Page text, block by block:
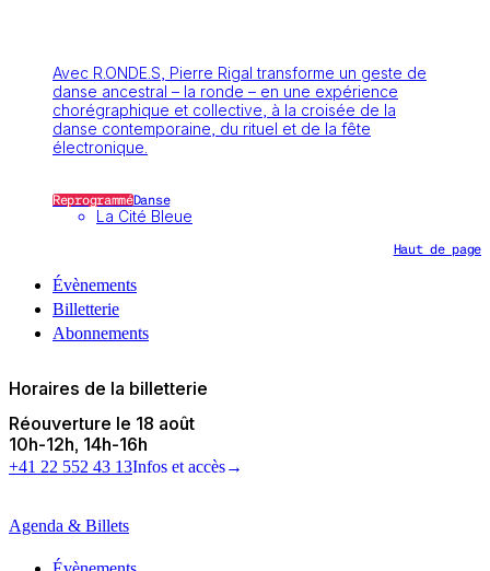
Avec R.ONDE.S, Pierre Rigal transforme un geste de
danse ancestral – la ronde – en une expérience
chorégraphique et collective, à la croisée de la
danse contemporaine, du rituel et de la fête
électronique.
ReprogramméDanse
La Cité Bleue
Haut de page
Évènements
Billetterie
Abonnements
Horaires de la billetterie
Réouverture le 18 août
10h-12h 14h-16h
+41 22 552 43 13Infos et accès→
Agenda & Billets